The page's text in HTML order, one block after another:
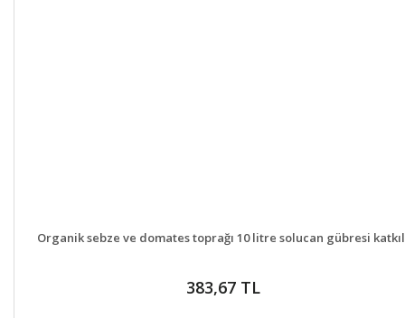
DETAYLAR
Organik sebze ve domates toprağı 10 litre solucan gübresi
383,67 TL